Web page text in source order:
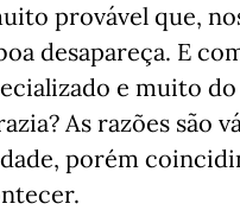
provável que,
desapareça. E
e muito
As razões são
porém